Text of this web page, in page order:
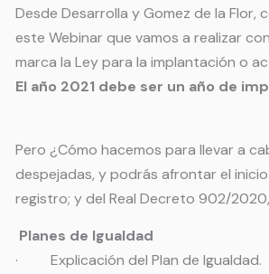
Desde Desarrolla y Gomez de la
este Webinar que vamos a realizar
marca la Ley para la implantación o
El año 2021 debe ser un año de
Pero ¿Cómo hacemos para llevar a
despejadas, y podrás afrontar el
registro; y del Real Decreto 902/
Planes de Igualdad
· Explicación del Plan de Igualdad.